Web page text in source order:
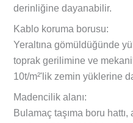
derinliğine dayanabilir.
Kablo koruma borusu:
Yeraltına gömüldüğünde
toprak gerilimine ve
10t/m²'lik zemin yüklerine
Madencilik alanı:
Bulamaç taşıma boru hattı,